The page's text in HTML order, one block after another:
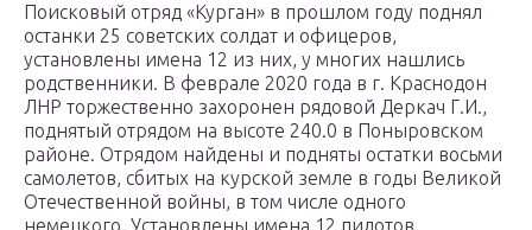
Поисковый отряд «Курган» в прошлом году поднял
останки 25 советских солдат и офицеров,
установлены имена 12 из них, у многих нашлись
родственники. В феврале 2020 года в г. Краснодон
ЛНР торжественно захоронен рядовой Деркач Г.И.,
поднятый отрядом на высоте 240.0 в Поныровском
районе. Отрядом найдены и подняты остатки восьми
самолетов, сбитых на курской земле в годы Великой
Отечественной войны, в том числе одного
немецкого. Установлены имена 12 пилотов,